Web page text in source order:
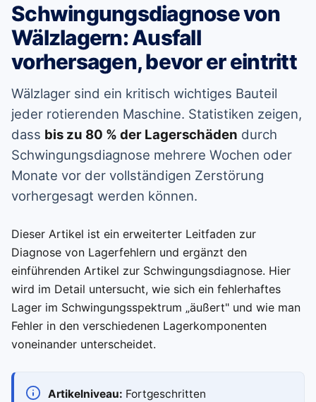
Schwingungsdiagnose von
Wälzlagern: Ausfall
vorhersagen, bevor er eintritt
Wälzlager sind ein kritisch wichtiges Bauteil
jeder rotierenden Maschine. Statistiken zeigen,
dass bis zu 80 % der Lagerschäden durch
Schwingungsdiagnose mehrere Wochen oder
Monate vor der vollständigen Zerstörung
vorhergesagt werden können.
Dieser Artikel ist ein erweiterter Leitfaden zur
Diagnose von Lagerfehlern und ergänzt den
einführenden Artikel zur Schwingungsdiagnose. Hier
wird im Detail untersucht, wie sich ein fehlerhaftes
Lager im Schwingungsspektrum „äußert" und wie man
Fehler in den verschiedenen Lagerkomponenten
voneinander unterscheidet.
Artikelniveau: Fortgeschritten